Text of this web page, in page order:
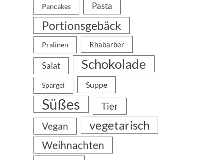
Pancakes Pasta
Portionsgebäck
Pralinen Rhabarber
Salat Schokolade
Spargel Suppe
Süßes
Tier
Vegan
vegetarisch
Weihnachten